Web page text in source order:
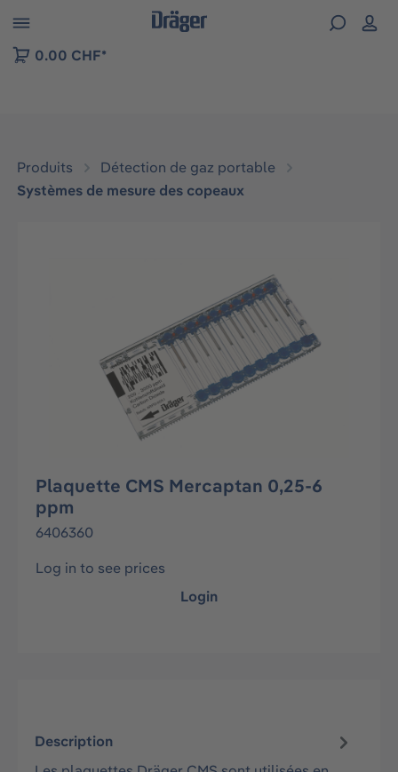
to B2B platform navigation
0.00 CHF*
Produits
Détection de gaz portable
Systèmes de mesure des copeaux
Plaquette CMS Mercaptan 0,25-6
ppm
6406360
Log in to see prices
Login
Description